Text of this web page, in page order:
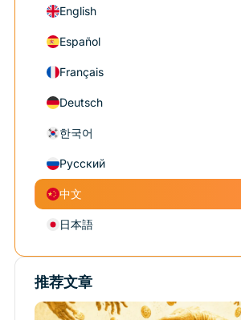
English
Español
Français
Deutsch
한국어
Русский
中文
日本語
推荐文章